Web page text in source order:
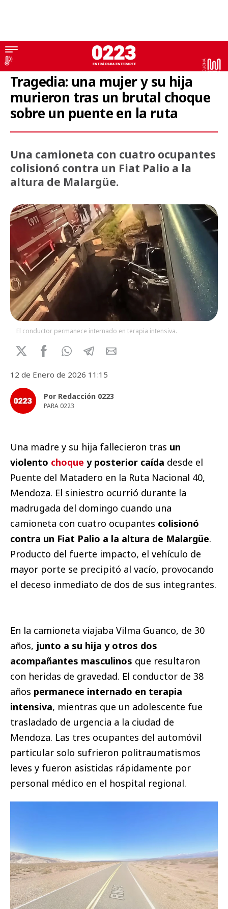
Tragedia
Tragedia: una mujer y su hija
murieron tras un brutal choque
sobre un puente en la ruta
Una camioneta con cuatro ocupantes
colisionó contra un Fiat Palio a la
altura de Malargüe.
El conductor permanece internado en terapia intensiva.
12 de Enero de 2026 11:15
Por Redacción 0223
PARA 0223
Una madre y su hija fallecieron tras un
violento choque y posterior caída desde el
Puente del Matadero en la Ruta Nacional 40,
Mendoza. El siniestro ocurrió durante la
madrugada del domingo cuando una
camioneta con cuatro ocupantes colisionó
contra un Fiat Palio a la altura de Malargüe.
Producto del fuerte impacto, el vehículo de
mayor porte se precipitó al vacío, provocando
el deceso inmediato de dos de sus integrantes.
En la camioneta viajaba Vilma Guanco, de 30
años, junto a su hija y otros dos
acompañantes masculinos que resultaron
con heridas de gravedad. El conductor de 38
años permanece internado en terapia
intensiva, mientras que un adolescente fue
trasladado de urgencia a la ciudad de
Mendoza. Las tres ocupantes del automóvil
particular solo sufrieron politraumatismos
leves y fueron asistidas rápidamente por
personal médico en el hospital regional.